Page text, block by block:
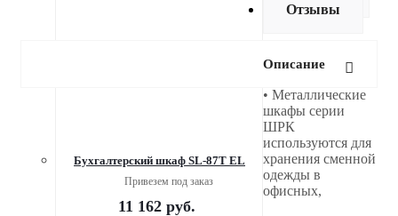
Бухгалтерский шкаф SL-87T EL
Привезем под заказ
11 162руб.
Отзывы
Описание
• Металлические
шкафы серии
ШРК
используются для
хранения сменной
одежды в
офисных,